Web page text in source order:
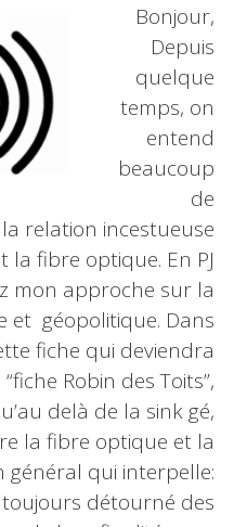
Bonjour,
Depuis
quelque
temps, on
entend
beaucoup
de
relation incestueuse
la fibre optique. En PJ
mon approche sur la
et géopolitique. Dans
fiche qui deviendra
Robin des Toits”,
delà de la sink gé,
la fibre optique et la
général qui interpelle:
détourné des